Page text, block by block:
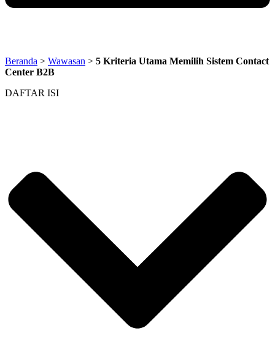
Beranda > Wawasan > 5 Kriteria Utama Memilih Sistem Contact
Center B2B
DAFTAR ISI